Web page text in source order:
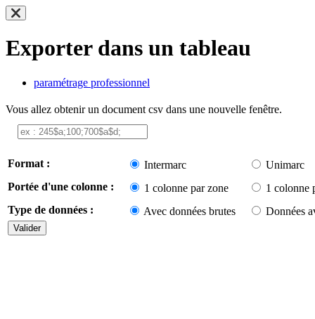
Exporter dans un tableau
paramétrage professionnel
Vous allez obtenir un document csv dans une nouvelle fenêtre.
Format : Intermarc
Unimarc
Portée d'une colonne :
1 colonne par zone
1 colonne
Type de données :
Avec données brutes Données